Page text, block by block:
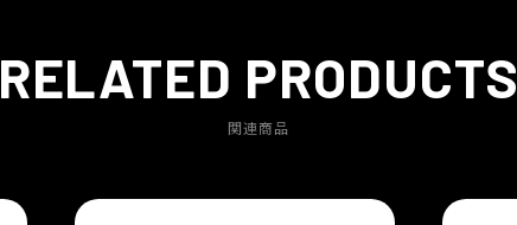
RELATED PRODUCTS
関連商品